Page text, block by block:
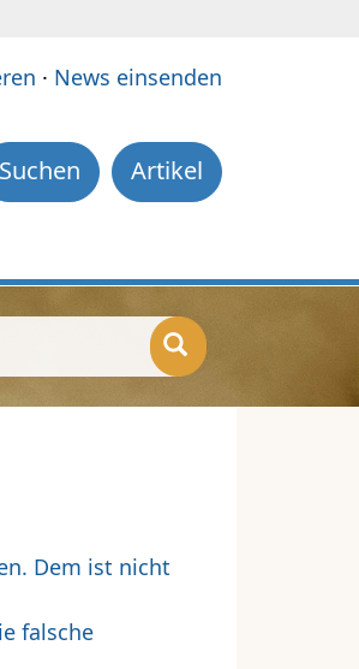
· News einsenden
Artikel
Suchen
Dem ist nicht
falsche